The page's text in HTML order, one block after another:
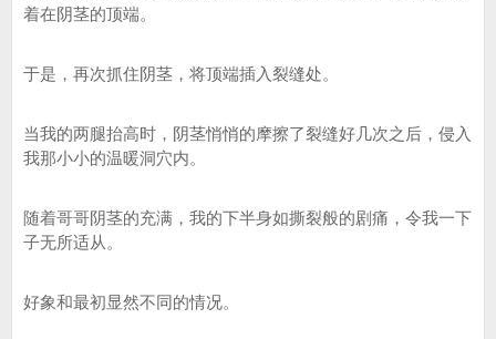
着在阴茎的顶端。
于是，再次抓住阴茎，将顶端插入裂缝处。
当我的两腿抬高时，阴茎悄悄的摩擦了裂缝好几次之后，侵入
我那小小的温暖洞穴内。
随着哥哥阴茎的充满，我的下半身如撕裂般的剧痛，令我一下
子无所适从。
好象和最初显然不同的情况。